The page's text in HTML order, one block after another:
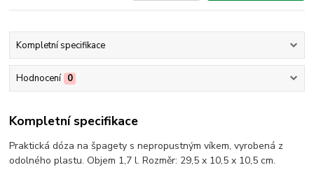
Kompletní specifikace
Hodnocení 0
Kompletní specifikace
Praktická dóza na špagety s nepropustným víkem, vyrobená z
odolného plastu. Objem 1,7 l. Rozměr: 29,5 x 10,5 x 10,5 cm.